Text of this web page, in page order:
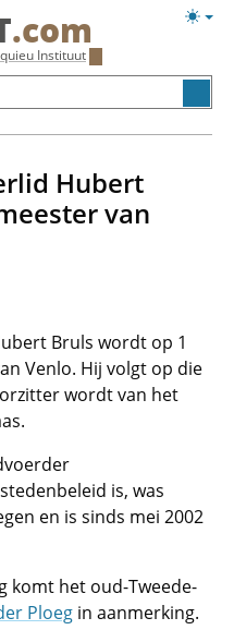
.com
Instituut
Hubert
van
Bruls wordt op 1
Venlo. Hij volgt op die
wordt van het
is, was
en is sinds mei 2002
komt het oud-Tweede-
Ploeg in aanmerking.